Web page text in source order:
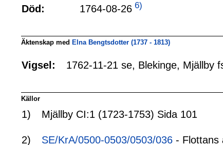
Död: 1764-08-26 6)
Äktenskap med Elna Bengtsdotter (1737 - 1813)
Vigsel: 1762-11-21 se, Blekinge, Mjällby
Källor
1) Mjällby CI:1 (1723-1753) Sida 101
2) SE/KrA/0500-0503/0503/036 - Flottans